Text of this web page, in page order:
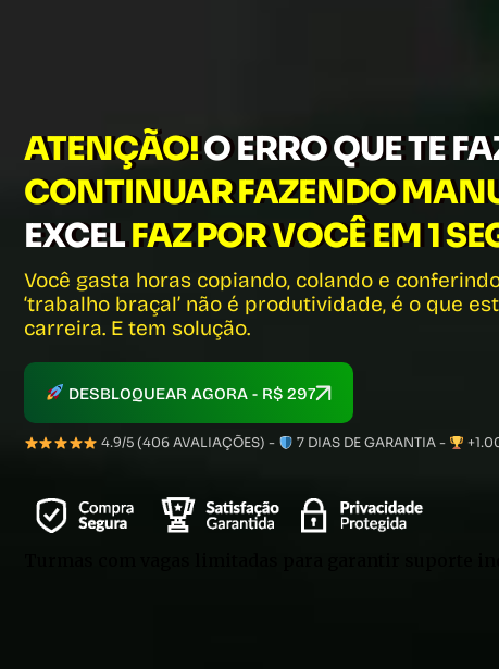
ATENÇÃO!O ERRO QUE TE
CONTINUAR FAZENDO
EXCELFAZ POR VOCÊ EM 1
Você gasta horas copiando, colando e
‘trabalho braçal’ não é produtividade, é o que
carreira. E tem solução.
DESBLOQUEAR AGORA - R$ 297
4.9/5 (406 AVALIAÇÕES) - 7 DIAS DE GARANTIA -